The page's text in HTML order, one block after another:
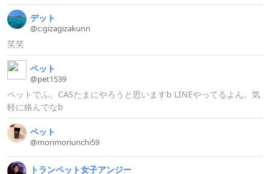
デット
@c:gizagizakunn
笑笑
ペット
@pet1539
ペットでふ。CASたまにやろうと思いますb LINEやってるよん。気
軽に絡んでなb
ペット
@morimoriunchi59
トランペット女子アンジー